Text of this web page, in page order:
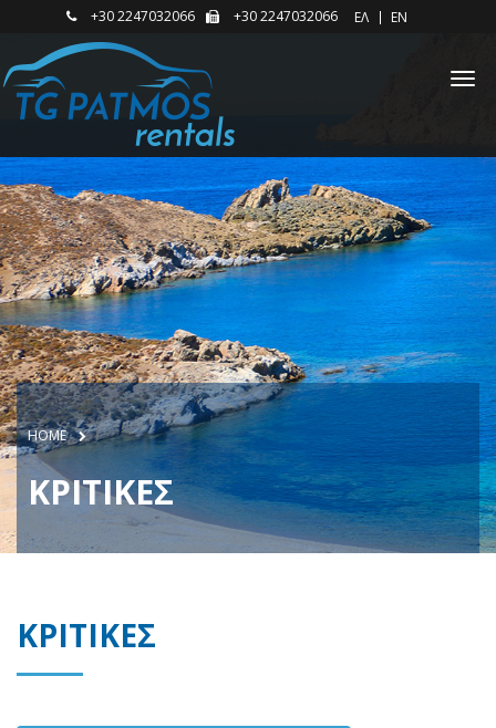
+30 2247032066 +30 2247032066 ΕΛ EN
HOME
ΚΡΙΤΙΚΕΣ
ΚΡΙΤΙΚΕΣ